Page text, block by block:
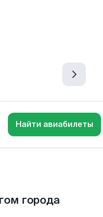
Найти авиабилеты
города